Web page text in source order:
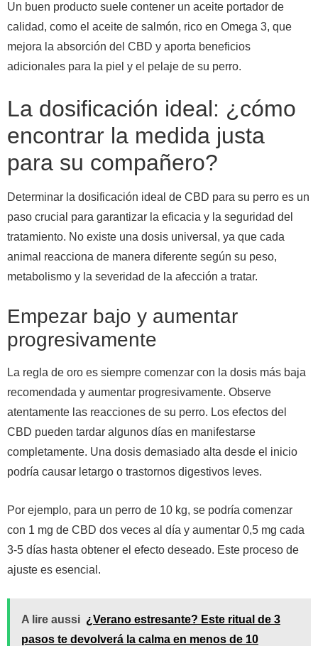
Un buen producto suele contener un aceite portador de
calidad, como el aceite de salmón, rico en Omega 3, que
mejora la absorción del CBD y aporta beneficios
adicionales para la piel y el pelaje de su perro.
La dosificación ideal: ¿cómo
encontrar la medida justa
para su compañero?
Determinar la dosificación ideal de CBD para su perro es un
paso crucial para garantizar la eficacia y la seguridad del
tratamiento. No existe una dosis universal, ya que cada
animal reacciona de manera diferente según su peso,
metabolismo y la severidad de la afección a tratar.
Empezar bajo y aumentar
progresivamente
La regla de oro es siempre comenzar con la dosis más baja
recomendada y aumentar progresivamente. Observe
atentamente las reacciones de su perro. Los efectos del
CBD pueden tardar algunos días en manifestarse
completamente. Una dosis demasiado alta desde el inicio
podría causar letargo o trastornos digestivos leves.
Por ejemplo, para un perro de 10 kg, se podría comenzar
con 1 mg de CBD dos veces al día y aumentar 0,5 mg cada
3-5 días hasta obtener el efecto deseado. Este proceso de
ajuste es esencial.
A lire aussi ¿Verano estresante? Este ritual de 3
pasos te devolverá la calma en menos de 10